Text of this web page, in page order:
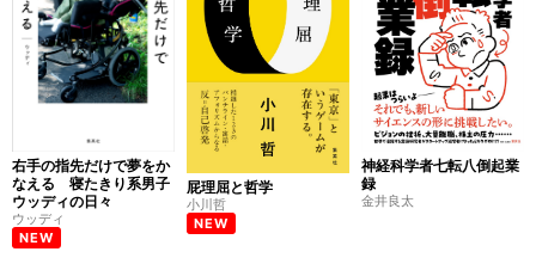
右手の指先だけで夢をか
なえる 寝たきり系男子
ウッディの日々
ウッディ
NEW
屁理屈と哲学
小川哲
NEW
神経科学者七転八倒起業
録
金井良太